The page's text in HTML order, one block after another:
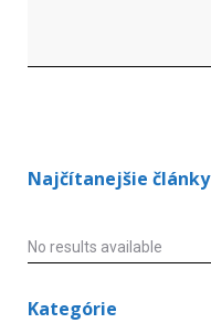
Najčítanejšie články
No results available
Kategórie